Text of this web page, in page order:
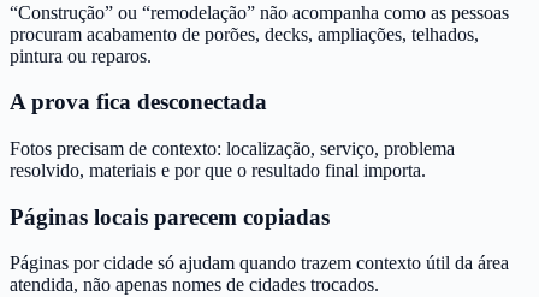
“Construção” ou “remodelação” não acompanha como as pessoas
procuram acabamento de porões, decks, ampliações, telhados,
pintura ou reparos.
A prova fica desconectada
Fotos precisam de contexto: localização, serviço, problema
resolvido, materiais e por que o resultado final importa.
Páginas locais parecem copiadas
Páginas por cidade só ajudam quando trazem contexto útil da área
atendida, não apenas nomes de cidades trocados.